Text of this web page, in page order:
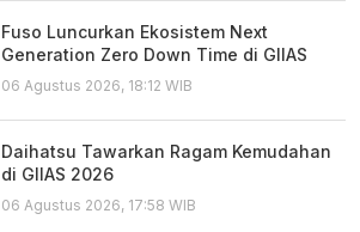
Fuso Luncurkan Ekosistem Next
Generation Zero Down Time di GIIAS
06 Agustus 2026, 18:12 WIB
Daihatsu Tawarkan Ragam Kemudahan
di GIIAS 2026
06 Agustus 2026, 17:58 WIB